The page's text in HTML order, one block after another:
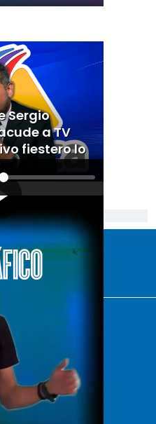
Sergio
a TV
fiestero lo